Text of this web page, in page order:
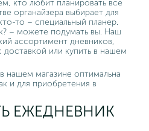
кто любит планировать все
органайзера выбирает для
то – специальный планер.
– можете подумать вы. Наш
ассортимент дневников,
или купить в нашем
нашем магазине оптимальна
и для приобретения в
ЕЖЕДНЕВНИК